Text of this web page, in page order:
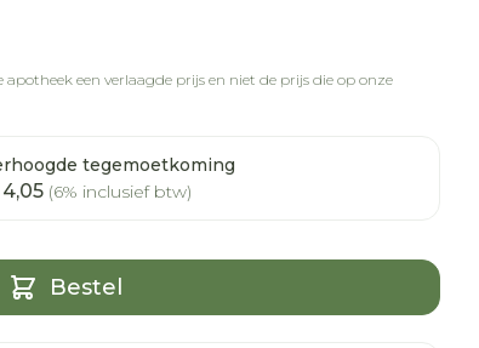
een verlaagde prijs en niet de prijs die op onze
tegemoetkoming
(6% inclusief btw)
Bestel